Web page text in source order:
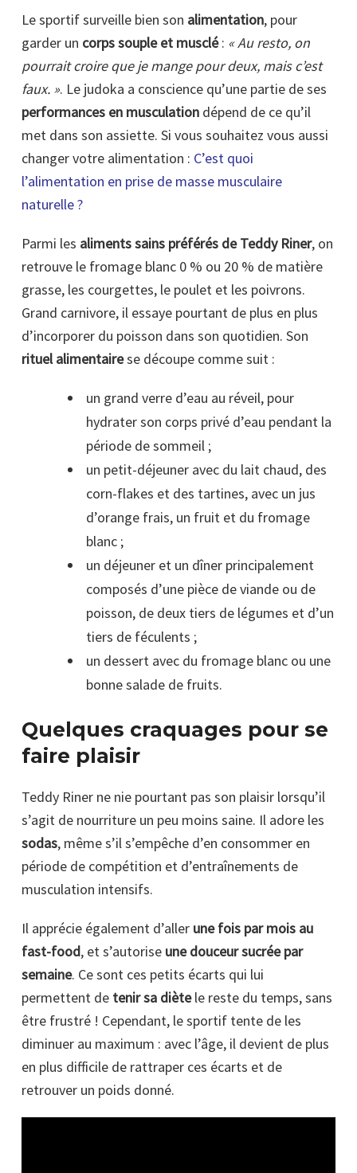
Le sportif surveille bien son alimentation, pour
garder un corps souple et musclé: « Au resto, on
pourrait croire que je mange pour deux, mais c’est
faux. ». Le judoka a conscience qu’une partie de ses
performances en musculation dépend de ce qu’il
met dans son assiette. Si vous souhaitez vous aussi
changer votre alimentation : C’est quoi
l’alimentation en prise de masse musculaire
naturelle ?
Parmi les aliments sains préférés de Teddy Riner, on
retrouve le fromage blanc 0 % ou 20 % de matière
grasse, les courgettes, le poulet et les poivrons.
Grand carnivore, il essaye pourtant de plus en plus
d’incorporer du poisson dans son quotidien. Son
rituel alimentairese découpe comme suit :
un grand verre d’eau au réveil, pour
hydrater son corps privé d’eau pendant la
période de sommeil ;
un petit-déjeuner avec du lait chaud, des
corn-flakes et des tartines, avec un jus
d’orange frais, un fruit et du fromage
blanc ;
un déjeuner et un dîner principalement
composés d’une pièce de viande ou de
poisson, de deux tiers de légumes et d’un
tiers de féculents ;
un dessert avec du fromage blanc ou une
bonne salade de fruits.
Quelques craquages pour se
faire plaisir
Teddy Riner ne nie pourtant pas son plaisir lorsqu’il
s’agit de nourriture un peu moins saine. Il adore les
sodas, même s’il s’empêche d’en consommer en
période de compétition et d’entraînements de
musculation intensifs.
Il apprécie également d’aller une fois par mois au
fast-food, et s’autorise une douceur sucrée par
semaine. Ce sont ces petits écarts qui lui
permettent de tenir sa diètele reste du temps, sans
être frustré ! Cependant, le sportif tente de les
diminuer au maximum : avec l’âge, il devient de plus
en plus difficile de rattraper ces écarts et de
retrouver un poids donné.